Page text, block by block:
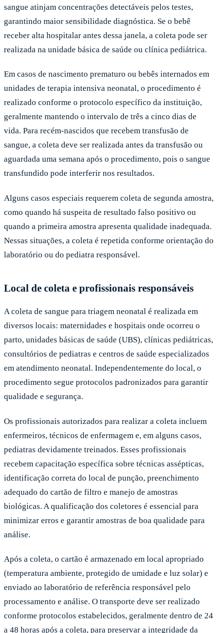
sangue atinjam concentrações detectáveis pelos testes,
garantindo maior sensibilidade diagnóstica. Se o bebê
receber alta hospitalar antes dessa janela, a coleta pode ser
realizada na unidade básica de saúde ou clínica pediátrica.
Em casos de nascimento prematuro ou bebês internados em
unidades de terapia intensiva neonatal, o procedimento é
realizado conforme o protocolo específico da instituição,
geralmente mantendo o intervalo de três a cinco dias de
vida. Para recém-nascidos que recebem transfusão de
sangue, a coleta deve ser realizada antes da transfusão ou
aguardada uma semana após o procedimento, pois o sangue
transfundido pode interferir nos resultados.
Alguns casos especiais requerem coleta de segunda amostra,
como quando há suspeita de resultado falso positivo ou
quando a primeira amostra apresenta qualidade inadequada.
Nessas situações, a coleta é repetida conforme orientação do
laboratório ou do pediatra responsável.
Local de coleta e profissionais responsáveis
A coleta de sangue para triagem neonatal é realizada em
diversos locais: maternidades e hospitais onde ocorreu o
parto, unidades básicas de saúde (UBS), clínicas pediátricas,
consultórios de pediatras e centros de saúde especializados
em atendimento neonatal. Independentemente do local, o
procedimento segue protocolos padronizados para garantir
qualidade e segurança.
Os profissionais autorizados para realizar a coleta incluem
enfermeiros, técnicos de enfermagem e, em alguns casos,
pediatras devidamente treinados. Esses profissionais
recebem capacitação específica sobre técnicas assépticas,
identificação correta do local de punção, preenchimento
adequado do cartão de filtro e manejo de amostras
biológicas. A qualificação dos coletores é essencial para
minimizar erros e garantir amostras de boa qualidade para
análise.
Após a coleta, o cartão é armazenado em local apropriado
(temperatura ambiente, protegido de umidade e luz solar) e
enviado ao laboratório de referência responsável pelo
processamento e análise. O transporte deve ser realizado
conforme protocolos estabelecidos, geralmente dentro de 24
a 48 horas após a coleta, para preservar a integridade da